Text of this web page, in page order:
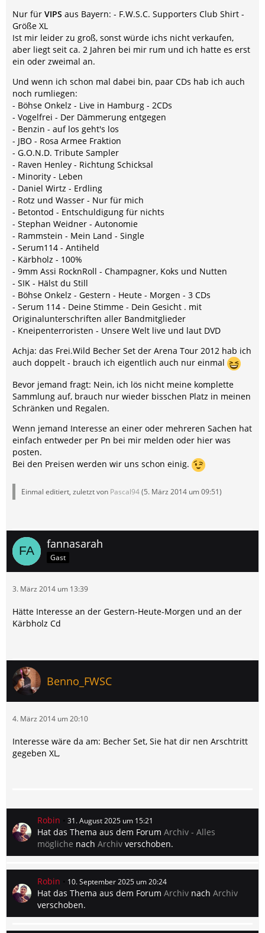
Nur für VIPS aus Bayern: - F.W.S.C. Supporters Club Shirt -
Größe XL
Ist mir leider zu groß, sonst würde ichs nicht verkaufen,
aber liegt seit ca. 2 Jahren bei mir rum und ich hatte es erst
ein oder zweimal an.
Und wenn ich schon mal dabei bin, paar CDs hab ich auch
noch rumliegen:
- Böhse Onkelz - Live in Hamburg - 2CDs
- Vogelfrei - Der Dämmerung entgegen
- Benzin - auf los geht's los
- JBO - Rosa Armee Fraktion
- G.O.N.D. Tribute Sampler
- Raven Henley - Richtung Schicksal
- Minority - Leben
- Daniel Wirtz - Erdling
- Rotz und Wasser - Nur für mich
- Betontod - Entschuldigung für nichts
- Stephan Weidner - Autonomie
- Rammstein - Mein Land - Single
- Serum114 - Antiheld
- Kärbholz - 100%
- 9mm Assi RocknRoll - Champagner, Koks und Nutten
- SIK - Hälst du Still
- Böhse Onkelz - Gestern - Heute - Morgen - 3 CDs
- Serum 114 - Deine Stimme - Dein Gesicht . mit
Originalunterschriften aller Bandmitglieder
- Kneipenterroristen - Unsere Welt live und laut DVD
Achja: das Frei.Wild Becher Set der Arena Tour 2012 hab ich
auch doppelt - brauch ich eigentlich auch nur einmal
Bevor jemand fragt: Nein, ich lös nicht meine komplette
Sammlung auf, brauch nur wieder bisschen Platz in meinen
Schränken und Regalen.
Wenn jemand Interesse an einer oder mehreren Sachen hat
einfach entweder per Pn bei mir melden oder hier was
posten.
Bei den Preisen werden wir uns schon einig.
Einmal editiert, zuletzt von Pascal94(5. März 2014 um 09:51)
fannasarah
Gast
3. März 2014 um 13:39
Hätte Interesse an der Gestern-Heute-Morgen und an der
Kärbholz Cd
Benno_FWSC
4. März 2014 um 20:10
Interesse wäre da am: Becher Set, Sie hat dir nen Arschtritt
gegeben XL,
Robin 31. August 2025 um 15:21
Hat das Thema aus dem Forum Archiv - Alles
mögliche nach Archiv verschoben.
Robin 10. September 2025 um 20:24
Hat das Thema aus dem Forum Archiv nach Archiv
verschoben.